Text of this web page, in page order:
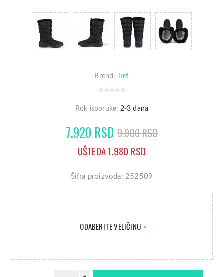
Brend: Tref
Rok isporuke: 2-3 dana
7.920 RSD 9.900 RSD
UŠTEDA 1.980 RSD
Šifra proizvoda: 252509
ODABERITE VELIČINU *